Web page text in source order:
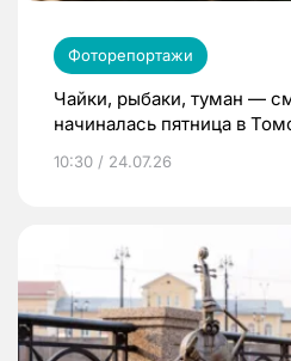
Фоторепортажи
Чайки, рыбаки, туман —
начиналась пятница в
10:30 / 24.07.26